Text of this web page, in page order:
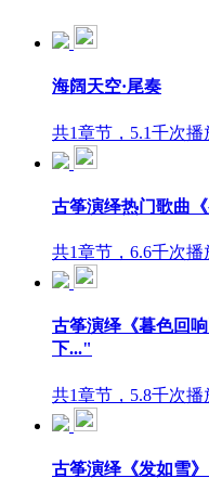
海阔天空·尾奏
共1章节，5.1千次播
古筝演绎热门歌曲
共1章节，6.6千次播
古筝演绎《暮色回
下..."
共1章节，5.8千次播
古筝演绎《发如雪